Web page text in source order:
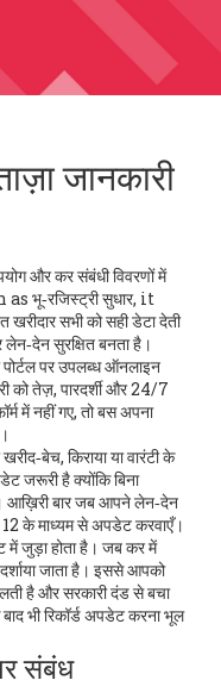
जानकारी
और कर संबंधी विवरणों में
as भू‑रजिस्ट्री सुधार, it
सभी को सही डेटा देती
सुरक्षित बनता है।
पोर्टल पर उपलब्ध ऑनलाइन
को तेज़, पारदर्शी और 24/7
में नहीं गए, तो बस अपना
किराया या वारंटी के
जरूरी है क्योंकि बिना
आख़िरी बार जब आपने लेन‑देन
12 के माध्यम से अपडेट करवाएँ।
में जुड़ा होता है। जब कर में
दर्शाया जाता है। इससे आपको
है और सरकारी दंड से बचा
भी रिकॉर्ड अपडेट करना भूल
संबंध